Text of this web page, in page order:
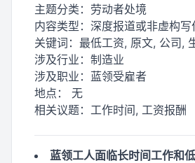
主题分类： 劳动者处境
内容类型： 深度报道或非虚构写
关键词： 最低工资, 原文, 公司,
涉及行业： 制造业
涉及职业： 蓝领受雇者
地点： 无
相关议题： 工作时间, 工资报酬
蓝领工人面临长时间工作和